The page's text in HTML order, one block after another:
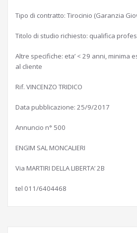
Tipo di contratto: Tirocinio (Garanzia
Titolo di studio richiesto: qualifica
Altre specifiche: eta’ < 29 anni, minima
al cliente
Rif. VINCENZO TRIDICO
Data pubblicazione: 25/9/2017
Annuncio n° 500
ENGIM SAL MONCALIERI
Via MARTIRI DELLA LIBERTA’ 2B
tel 011/6404468